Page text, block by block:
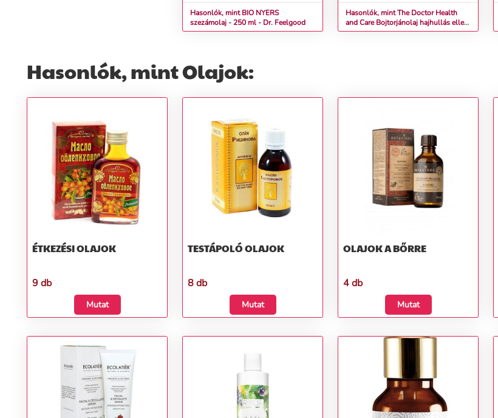
Hasonlók, mint BIO NYERS
szezámolaj - 250 ml - Dr. Feelgood
Hasonlók, mint The Doctor Health
and Care Bojtorjánolaj hajhullás ellen
- 100 ml - Házi orvos
Hasonlók, mint Olajok:
ÉTKEZÉSI OLAJOK
9 db
Mutat
TESTÁPOLÓ OLAJOK
8 db
Mutat
OLAJOK A BŐRRE
4 db
Mutat